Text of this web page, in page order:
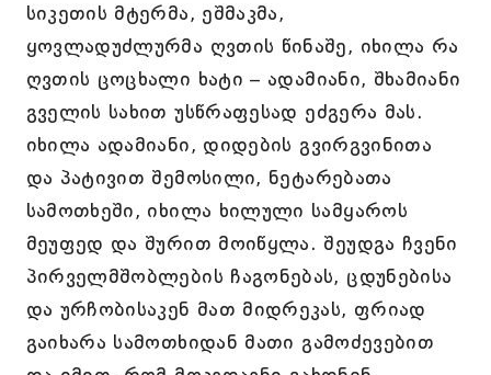
სიკეთის მტერმა, ეშმაკმა,
ყოვლადუძლურმა ღვთის წინაშე, იხილა რა
ღვთის ცოცხალი ხატი – ადამიანი, შხამიანი
გველის სახით უსწრაფესად ეძგერა მას.
იხილა ადამიანი, დიდების გვირგვინითა
და პატივით შემოსილი, ნეტარებათა
სამოთხეში, იხილა ხილული სამყაროს
მეუფედ და შურით მოიწყლა. შეუდგა ჩვენი
პირველმშობლების ჩაგონებას, ცდუნებისა
და ურჩობისაკენ მათ მიდრეკას, ფრიად
გაიხარა სამოთხიდან მათი გამოძევებით